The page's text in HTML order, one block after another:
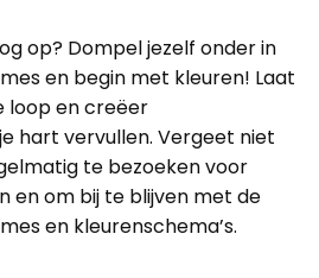
op? Dompel jezelf onder in
en begin met kleuren! Laat
loop en creëer
hart vervullen. Vergeet niet
te bezoeken voor
en om bij te blijven met de
en kleurenschema’s.